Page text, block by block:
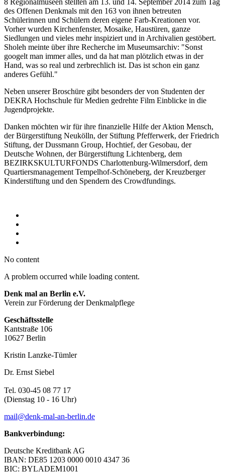
des Offenen Denkmals mit den 163 von ihnen betreuten
Schülerinnen und Schülern deren eigene Farb-Kreationen vor.
Vorher wurden Kirchenfenster, Mosaike, Haustüren, ganze
Siedlungen und vieles mehr inspiziert und in Archivalien gestöbert.
Sholeh meinte über ihre Recherche im Museumsarchiv: "Sonst
googelt man immer alles, und da hat man plötzlich etwas in der
Hand, was so real und zerbrechlich ist. Das ist schon ein ganz
anderes Gefühl."
Neben unserer Broschüre gibt besonders der von Studenten der
DEKRA Hochschule für Medien gedrehte Film Einblicke in die
Jugendprojekte.
Danken möchten wir für ihre finanzielle Hilfe der Aktion Mensch,
der Bürgerstiftung Neukölln, der Stiftung Pfefferwerk, der Friedrich
Stiftung, der Dussmann Group, Hochtief, der Gesobau, der
Deutsche Wohnen, der Bürgerstiftung Lichtenberg, dem
BEZIRKSKULTURFONDS Charlottenburg-Wilmersdorf, dem
Quartiersmanagement Tempelhof-Schöneberg, der Kreuzberger
Kinderstiftung und den Spendern des Crowdfundings.
No content
A problem occurred while loading content.
Denk mal an Berlin e.V.
Verein zur Förderung der Denkmalpflege
Geschäftsstelle
Kantstraße 106
10627 Berlin
Kristin Lanzke-Tümler
Dr. Ernst Siebel
Tel. 030-45 08 77 17
(Dienstag 10 - 16 Uhr)
mail@denk-mal-an-berlin.de
Bankverbindung:
Deutsche Kreditbank AG
IBAN: DE85 1203 0000 0010 4347 36
BIC: BYLADEM1001